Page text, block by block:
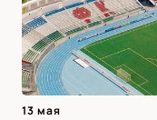
13 мая